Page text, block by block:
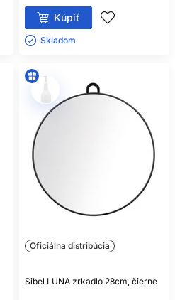
Kúpiť
Skladom ㅤ
Oficiálna distribúcia
Sibel LUNA zrkadlo 28cm, čierne